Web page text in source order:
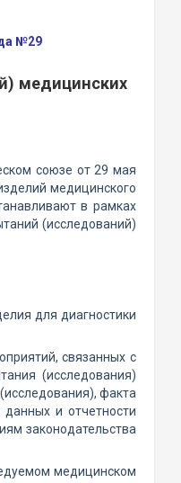
№29
медицинских
союзе от 29 мая
медицинского
в рамках
(исследований)
для диагностики
связанных с
(исследования)
факта
и отчетности
законодательства
медицинском